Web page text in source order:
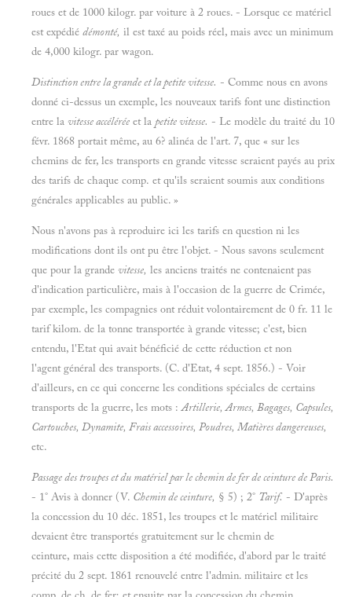
roues et de 1000 kilogr. par voiture à 2 roues. - Lorsque ce matériel
est expédié démonté, il est taxé au poids réel, mais avec un minimum
de 4,000 kilogr. par wagon.
Distinction entre la grande et la petite vitesse. - Comme nous en avons
donné ci-dessus un exemple, les nouveaux tarifs font une distinction
entre la vitesse accélérée et la petite vitesse. - Le modèle du traité du 10
févr. 1868 portait même, au 6? alinéa de l'art. 7, que « sur les
chemins de fer, les transports en grande vitesse seraient payés au prix
des tarifs de chaque comp. et qu'ils seraient soumis aux conditions
générales applicables au public. »
Nous n'avons pas à reproduire ici les tarifs en question ni les
modifications dont ils ont pu être l'objet. - Nous savons seulement
que pour la grande vitesse, les anciens traités ne contenaient pas
d'indication particulière, mais à l'occasion de la guerre de Crimée,
par exemple, les compagnies ont réduit volontairement de 0 fr. 11 le
tarif kilom. de la tonne transportée à grande vitesse; c'est, bien
entendu, l'Etat qui avait bénéficié de cette réduction et non
l'agent général des transports. (C. d'Etat, 4 sept. 1856.) - Voir
d'ailleurs, en ce qui concerne les conditions spéciales de certains
transports de la guerre, les mots :Artillerie, Armes, Bagages, Capsules,
Cartouches, Dynamite, Frais accessoires, Poudres, Matières dangereuses,
etc.
Passage des troupes et du matériel par le chemin de fer de ceinture de Paris.
- 1° Avis à donner (V. Chemin de ceinture, § 5) ; 2° Tarif. - D'après
la concession du 10 déc. 1851, les troupes et le matériel militaire
devaient être transportés gratuitement sur le chemin de
ceinture, mais cette disposition a été modifiée, d'abord par le traité
précité du 2 sept. 1861 renouvelé entre l'admin. militaire et les